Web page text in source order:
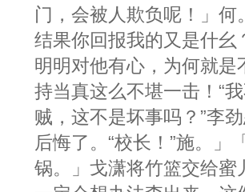
门，会被人欺负呢！」
结果你回报我的又是什
明明对他有心，为何就是
持当真这么不堪一击！“
贼，这不是坏事吗？”李
后悔了。“校长！”施。
锅。」戈潇将竹篮交给